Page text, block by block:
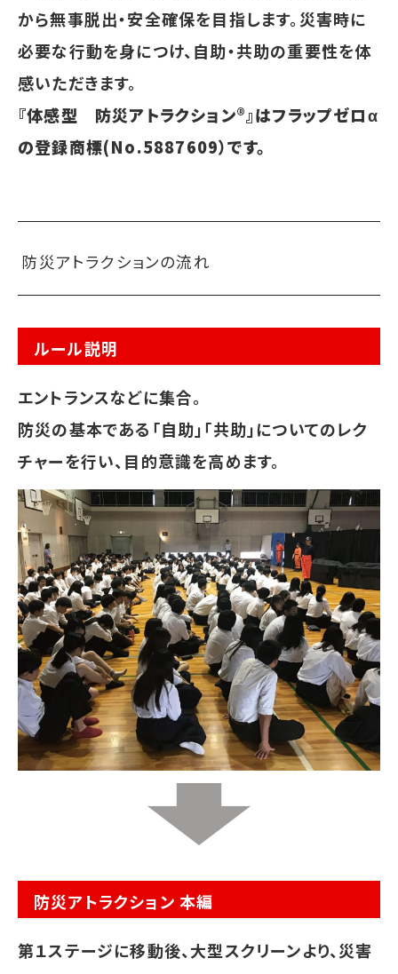
から無事脱出・安全確保を目指します。災害時に
必要な行動を身につけ、自助・共助の重要性を体
感いただきます。
『体感型 防災アトラクション®』はフラップゼロα
の登録商標(No.5887609）です。
防災アトラクションの流れ
ルール説明
エントランスなどに集合。
防災の基本である「自助」「共助」についてのレク
チャーを行い、目的意識を高めます。
防災アトラクション 本編
第１ステージに移動後、大型スクリーンより、災害